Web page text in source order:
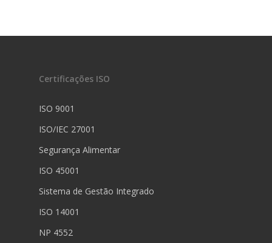
Certificações ISO
ISO 9001
ISO/IEC 27001
Segurança Alimentar
ISO 45001
Sistema de Gestão Integrado
ISO 14001
NP 4552